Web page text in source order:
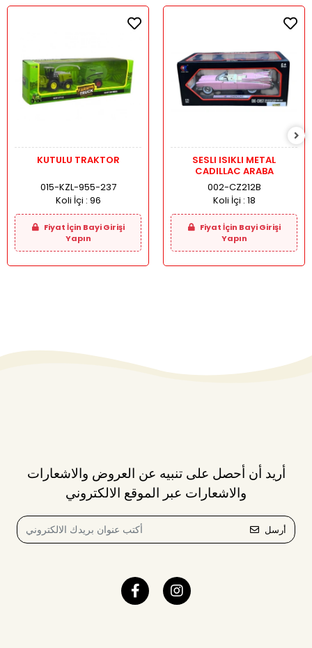
KUTULU TRAKTOR
015-KZL-955-237
Koli İçi : 96
Fiyat İçin Bayi Girişi
Yapın
SESLI ISIKLI METAL
CADILLAC ARABA
002-CZ212B
Koli İçi : 18
Fiyat İçin Bayi Girişi
Yapın
أريد أن أحصل على تنبيه عن العروض والاشعارات
والاشعارات عبر الموقع الالكتروني
أرسل